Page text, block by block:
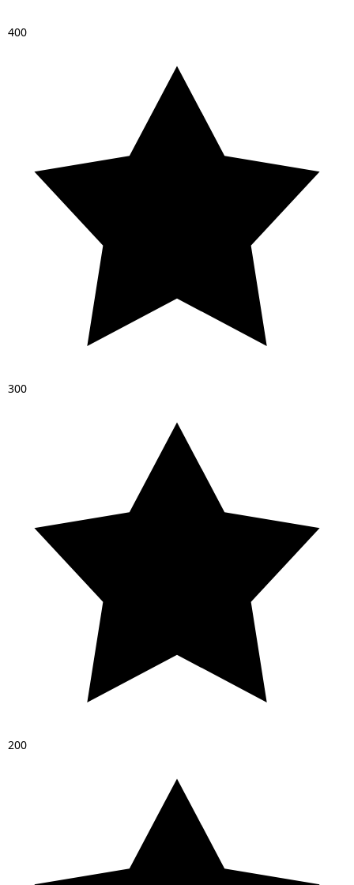
400
300
200